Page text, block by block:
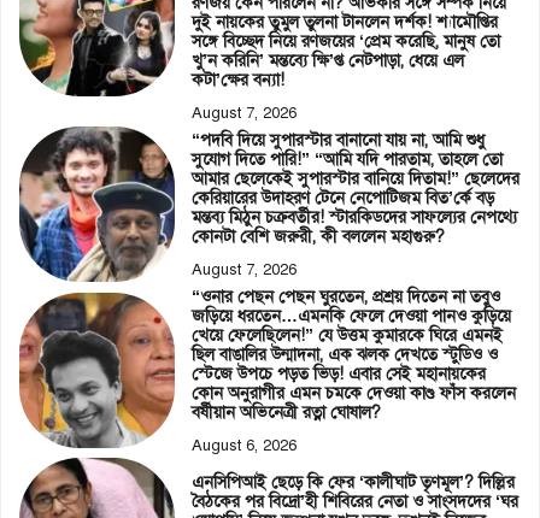
দুই নায়কের তুমুল তুলনা টানলেন দর্শক! শ্যামৌপ্তির
সঙ্গে বিচ্ছেদ নিয়ে রণজয়ের ‘প্রেম করেছি, মানুষ তো
খু’ন করিনি’ মন্তব্যে ক্ষি’প্ত নেটপাড়া, ধেয়ে এল
কটা’ক্ষের বন্যা!
August 7, 2026
“পদবি দিয়ে সুপারস্টার বানানো যায় না, আমি শুধু
সুযোগ দিতে পারি!” “আমি যদি পারতাম, তাহলে তো
আমার ছেলেকেই সুপারস্টার বানিয়ে দিতাম!” ছেলেদের
কেরিয়ারের উদাহরণ টেনে নেপোটিজম বিত’র্কে বড়
মন্তব্য মিঠুন চক্রবর্তীর! স্টারকিডদের সাফল্যের নেপথ্যে
কোনটা বেশি জরুরী, কী বললেন মহাগুরু?
August 7, 2026
“ওনার পেছন পেছন ঘুরতেন, প্রশ্রয় দিতেন না তবুও
জড়িয়ে ধরতেন…এমনকি ফেলে দেওয়া পানও কুড়িয়ে
খেয়ে ফেলেছিলেন!” যে উত্তম কুমারকে ঘিরে এমনই
ছিল বাঙালির উন্মাদনা, এক ঝলক দেখতে স্টুডিও ও
স্টেজে উপচে পড়ত ভিড়! এবার সেই মহানায়কের
কোন অনুরাগীর এমন চমকে দেওয়া কাণ্ড ফাঁস করলেন
বর্ষীয়ান অভিনেত্রী রত্না ঘোষাল?
August 6, 2026
এনসিপিআই ছেড়ে কি ফের ‘কালীঘাট তৃণমূল’? দিল্লির
বৈঠকের পর বিদ্রো’হী শিবিরের নেতা ও সাংসদদের ‘ঘর